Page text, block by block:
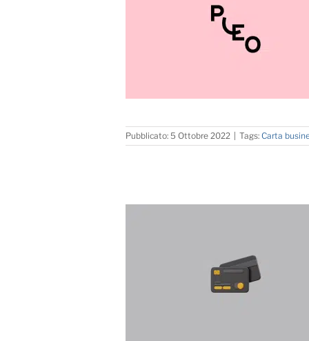
Pubblicato: 5 Ottobre 2022 Tags: Carta